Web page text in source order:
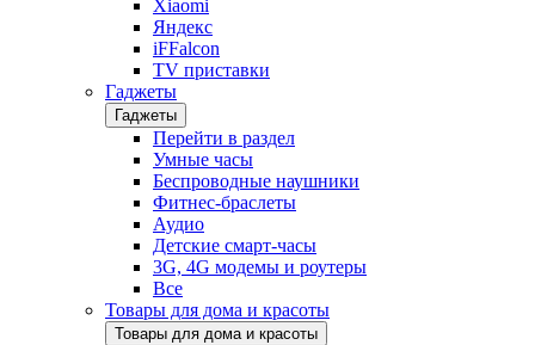
Xiaomi
Яндекс
iFFalcon
TV приставки
Гаджеты
Гаджеты
Перейти в раздел
Умные часы
Беспроводные наушники
Фитнес-браслеты
Аудио
Детские смарт-часы
3G, 4G модемы и роутеры
Все
Товары для дома и красоты
Товары для дома и красоты